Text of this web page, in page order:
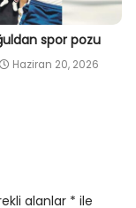
spor pozu
Haziran 20, 2026
alanlar * ile